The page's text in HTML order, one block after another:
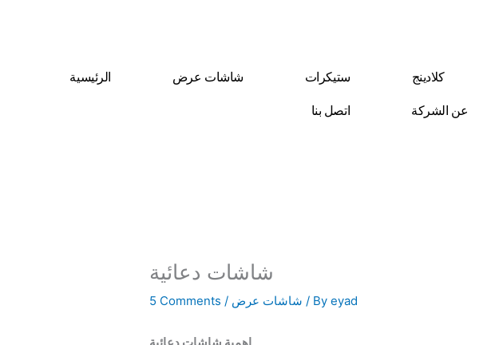
الرئيسية
شاشات عرض ستيكرات كلادينج
اتصل بنا عن الشركة
شاشات دعائية
5 Comments / شاشات عرض / By eyad
اهمية شاشات دعائية